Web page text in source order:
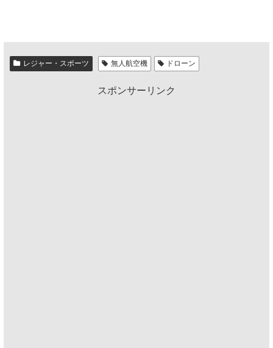
レジャー・スポーツ 無人航空機 ドローン
スポンサーリンク